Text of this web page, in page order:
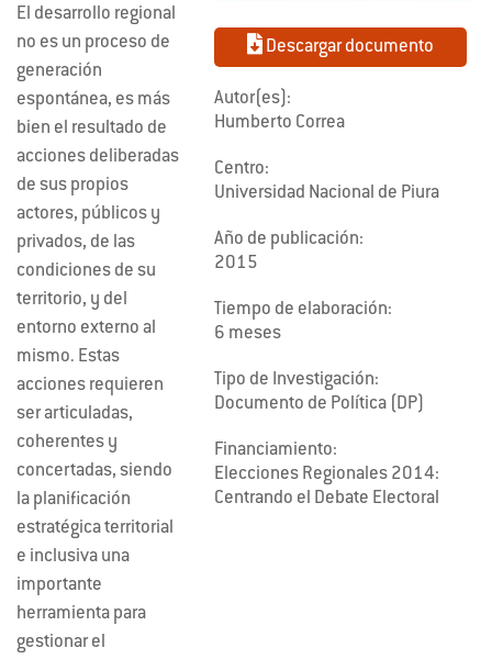
El desarrollo regional
no es un proceso de
generación
espontánea, es más
bien el resultado de
acciones deliberadas
de sus propios
actores, públicos y
privados, de las
condiciones de su
territorio, y del
entorno externo al
mismo. Estas
acciones requieren
ser articuladas,
coherentes y
concertadas, siendo
la planificación
estratégica territorial
e inclusiva una
importante
herramienta para
gestionar el
Descargar documento
Autor(es):
Humberto Correa
Centro:
Universidad Nacional de Piura
Año de publicación:
2015
Tiempo de elaboración:
6 meses
Tipo de Investigación:
Documento de Política (DP)
Financiamiento:
Elecciones Regionales 2014:
Centrando el Debate Electoral